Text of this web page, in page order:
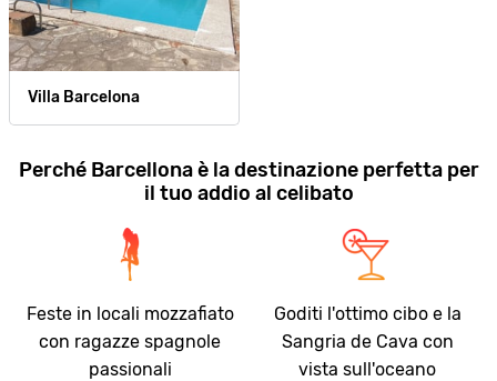
Villa Barcelona
Perché Barcellona è la destinazione perfetta per
il tuo addio al celibato
Feste in locali mozzafiato
con ragazze spagnole
passionali
Goditi l'ottimo cibo e la
Sangria de Cava con
vista sull'oceano